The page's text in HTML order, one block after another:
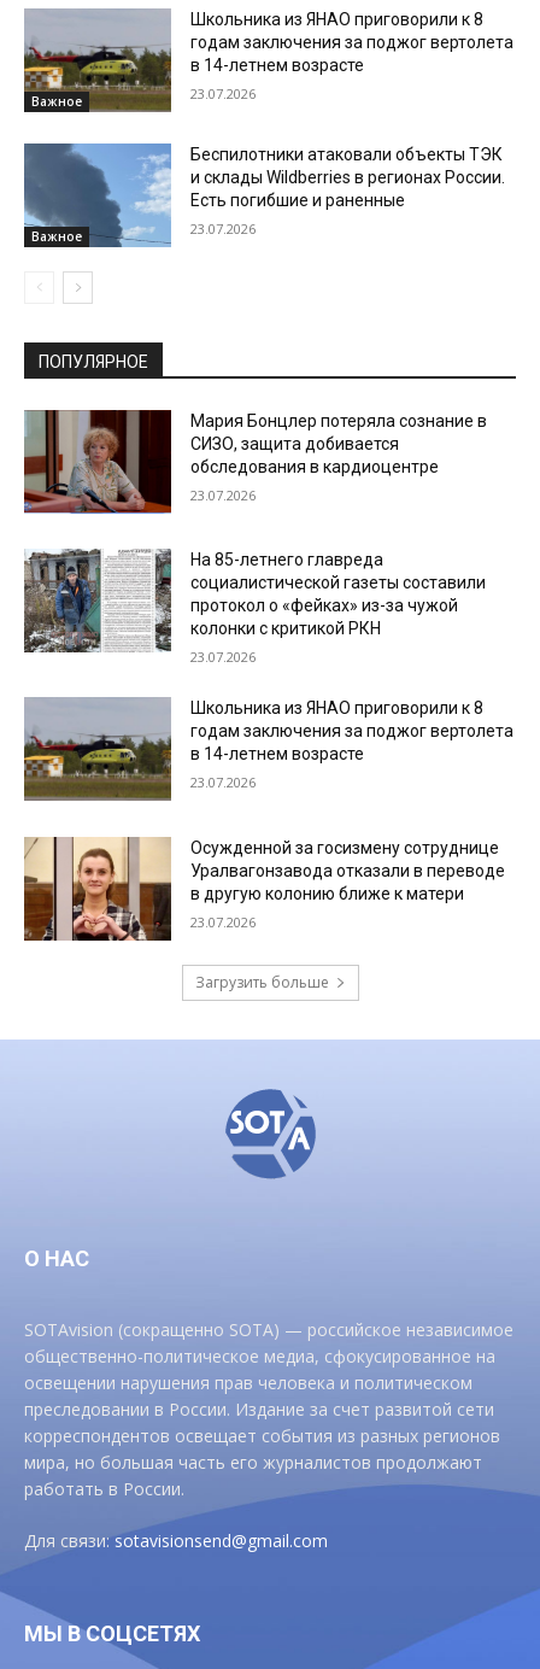
Важное
Школьника из ЯНАО приговорили к 8
годам заключения за поджог вертолета
в 14-летнем возрасте
23.07.2026
Важное
Беспилотники атаковали объекты ТЭК
и склады Wildberries в регионах России.
Есть погибшие и раненные
23.07.2026
ПОПУЛЯРНОЕ
Мария Бонцлер потеряла сознание в
СИЗО, защита добивается
обследования в кардиоцентре
23.07.2026
На 85-летнего главреда
социалистической газеты составили
протокол о «фейках» из-за чужой
колонки с критикой РКН
23.07.2026
Школьника из ЯНАО приговорили к 8
годам заключения за поджог вертолета
в 14-летнем возрасте
23.07.2026
Осужденной за госизмену сотруднице
Уралвагонзавода отказали в переводе
в другую колонию ближе к матери
23.07.2026
Загрузить больше
О НАС
SOTAvision (сокращенно SOTA) — российское независимое
общественно-политическое медиа, сфокусированное на
освещении нарушения прав человека и политическом
преследовании в России. Издание за счет развитой сети
корреспондентов освещает события из разных регионов
мира, но большая часть его журналистов продолжают
работать в России.
Для связи:sotavisionsend@gmail.com
МЫ В СОЦСЕТЯХ